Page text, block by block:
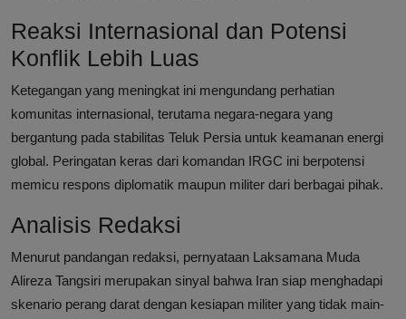
Reaksi Internasional dan Potensi
Konflik Lebih Luas
Ketegangan yang meningkat ini mengundang perhatian
komunitas internasional, terutama negara-negara yang
bergantung pada stabilitas Teluk Persia untuk keamanan energi
global. Peringatan keras dari komandan IRGC ini berpotensi
memicu respons diplomatik maupun militer dari berbagai pihak.
Analisis Redaksi
Menurut pandangan redaksi, pernyataan Laksamana Muda
Alireza Tangsiri merupakan sinyal bahwa Iran siap menghadapi
skenario perang darat dengan kesiapan militer yang tidak main-